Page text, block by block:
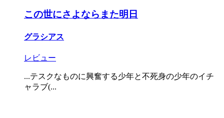
この世にさよならまた明日
グラシアス
レビュー
...テスクなものに興奮する少年と不死身の少年のイチ
ャラブ(...